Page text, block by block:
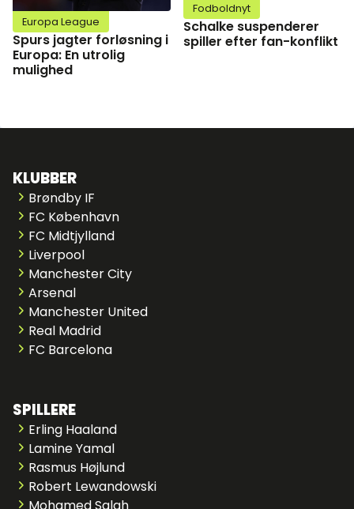
Europa League
Spurs jagter forløsning i
Europa: En utrolig
mulighed
Fodboldnyt
Schalke suspenderer
spiller efter fan-konflikt
KLUBBER
Brøndby IF
FC København
FC Midtjylland
Liverpool
Manchester City
Arsenal
Manchester United
Real Madrid
FC Barcelona
SPILLERE
Erling Haaland
Lamine Yamal
Rasmus Højlund
Robert Lewandowski